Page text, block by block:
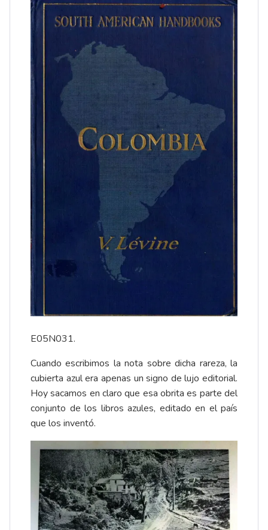
E05N031.
Cuando escribimos la nota sobre dicha rareza, la
cubierta azul era apenas un signo de lujo editorial.
Hoy sacamos en claro que esa obrita es parte del
conjunto de los libros azules, editado en el país
que los inventó.